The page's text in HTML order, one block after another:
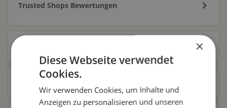
Trusted Shops Bewertungen
×
Diese Webseite verwendet
Cookies.
Wir verwenden Cookies, um Inhalte und
Anzeigen zu personalisieren und unseren